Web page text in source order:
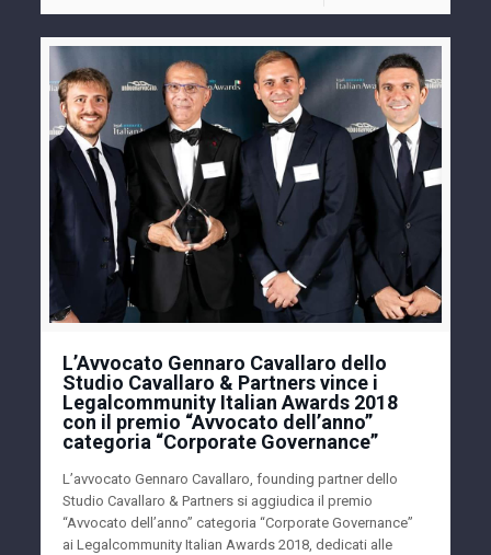
L’Avvocato Gennaro Cavallaro dello
Studio Cavallaro & Partners vince i
Legalcommunity Italian Awards 2018
con il premio “Avvocato dell’anno”
categoria “Corporate Governance”
L’avvocato Gennaro Cavallaro, founding partner dello
Studio Cavallaro & Partners si aggiudica il premio
“Avvocato dell’anno” categoria “Corporate Governance”
ai Legalcommunity Italian Awards 2018, dedicati alle